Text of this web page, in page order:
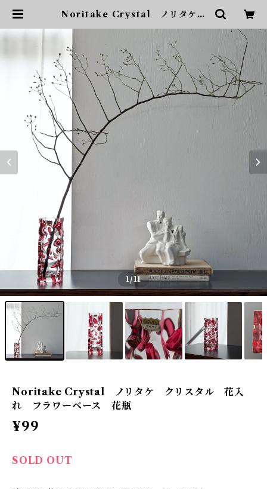
Noritake Crystal ノリタケ
ス 花瓶 | sonota ヴィンテージ
家具・デザイン・インテリア・家
具・雑貨
1/11
Noritake Crystal ノリタケ クリスタル 花入
れ フラワーベース 花瓶
¥99
SOLD OUT